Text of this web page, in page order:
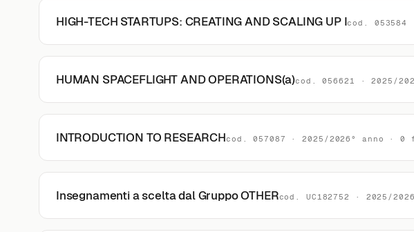
HIGH-TECH STARTUPS: CREATING AND SCALING UP Icod.
HUMAN SPACEFLIGHT AND OPERATIONS(a)cod. 056621 · 2025/
INTRODUCTION TO RESEARCHcod. 057087 · 2025/2026° anno ·
Insegnamenti a scelta dal Gruppo OTHERcod. UC182752 · 2025/